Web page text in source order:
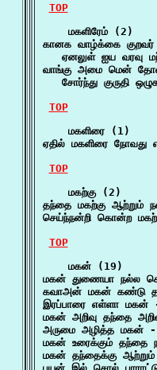
TOP
    மகளிரேம் (2)
கானக வாழ்க்கை குறவர்
ஏனலுள் ஐய வரவு
வாங்கு அமை மென் தோள்
சோர்ந்து குருதி
TOP
    மகளிரை (1)
ஏதில் மகளிரை
TOP
    மகற்கு (2)
தந்தை மகற்கு ஆற்றும்
செய்ந்நன்றி கொன்ற
TOP
    மகன் (19)
மகன் துணையா நல்ல
கவாஅன் மகன் கண்டு
இரப்பாரை எள்ளா மகன்
மகன் அறிவு தந்தை
அருமை அழித்த மகன்
மகன் உரைக்கும்
மகன் தந்தைக்கு